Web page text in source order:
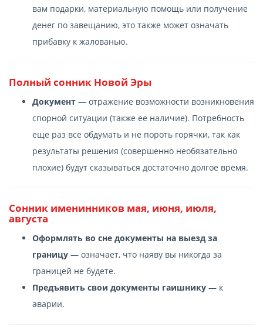
вам подарки, материальную помощь или получение
денег по завещанию, это также может означать
прибавку к жалованью.
Полный сонник Новой Эры
Документ — отражение возможности возникновения
спорной ситуации (также ее наличие). Потребность
еще раз все обдумать и не пороть горячки, так как
результаты решения (совершенно необязательно
плохие) будут сказываться достаточно долгое время.
Сонник именинников мая, июня, июля,
августа
Оформлять во сне документы на выезд за
границу — означает, что наяву вы никогда за
границей не будете.
Предъявить свои документы гаишнику — к
аварии.